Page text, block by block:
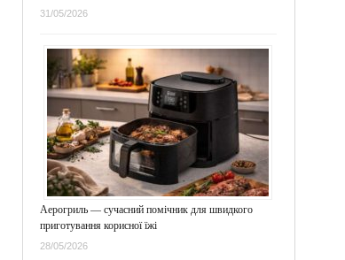
31/05/2026
Аерогриль — сучасний помічник для швидкого
приготування корисної їжі
28/05/2026